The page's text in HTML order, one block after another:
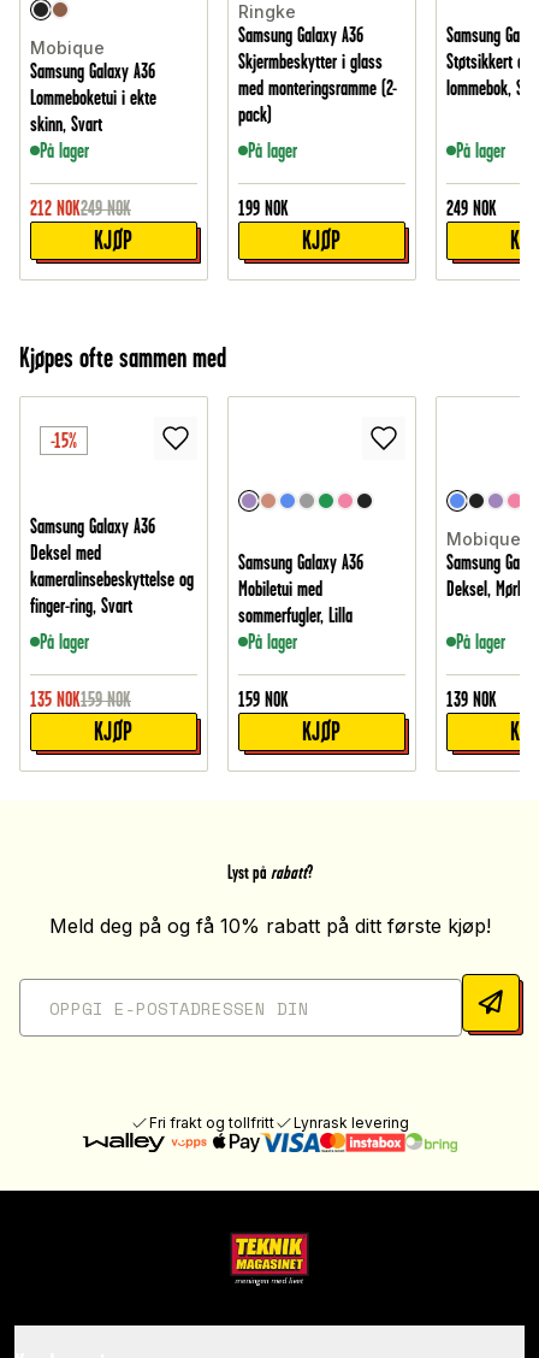
Mobique
Samsung Galaxy A36
Lommeboketui i ekte
skinn, Svart
På lager
212 NOK249 NOK
KJØP
Ringke
Samsung Galaxy A36
Skjermbeskytter i glass
med monteringsramme (2-
pack)
På lager
199 NOK
KJØP
Samsung
Støtsikkert
lommebok,
På lager
249 NOK
Kjøpes ofte sammen med
-15%
Samsung Galaxy A36
Deksel med
kameralinsebeskyttelse og
finger-ring, Svart
På lager
135 NOK159 NOK
KJØP
Samsung Galaxy A36
Mobiletui med
sommerfugler, Lilla
På lager
159 NOK
KJØP
Mobique
Samsung
Deksel, Mørke
På lager
139 NOK
Lyst på rabatt?
Meld deg på og få 10% rabatt på ditt første kjøp!
Fri frakt og tollfritt Lynrask levering